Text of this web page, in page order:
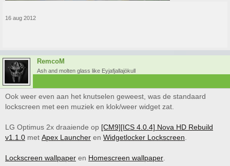
16 aug 2012
RemcoM
Ash and molten glass like Eyjafjallajökull
Ook weer even aan het knutselen geweest, was de standaard
lockscreen met een muziek en klok/weer widget zat.
LG Optimus 2x draaiende op [CM9][ICS 4.0.4] Nova HD Rebuild
v1.1.0 met Apex Launcher en Widgetlocker Lockscreen.
Lockscreen wallpaper en Homescreen wallpaper.